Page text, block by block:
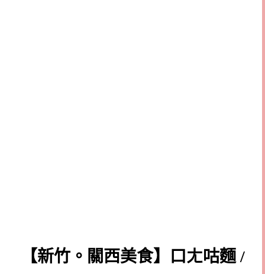
【新竹。關西美食】口ㄤ咕麵 /